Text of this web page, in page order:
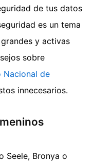
de tus datos
es un tema
y activas
sobre
Nacional de
innecesarios.
Seele, Bronya o